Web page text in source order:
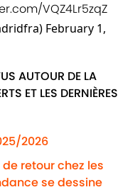
VQZ4Lr5zqZ
February 1,
AUTOUR DE LA
ET LES DERNIÈRES
2026
retour chez les
se dessine